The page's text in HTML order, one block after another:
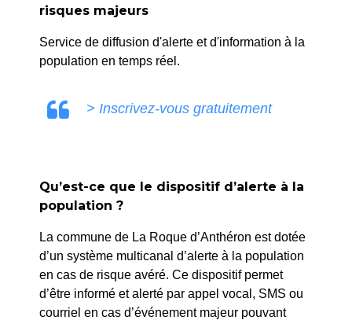
SANDRINE RUIZ
PRÉCÉDENT
stationnement – 31 Av G. Clémenceau
PM – 142/2025 Restriction stationnement et
risques majeurs
Service de diffusion d'alerte et d'information à la
population en temps réel.
> Inscrivez-vous gratuitement
Qu’est-ce que le dispositif d’alerte à la
population ?
La commune de La Roque d’Anthéron est dotée
d’un système multicanal d’alerte à la population
en cas de risque avéré. Ce dispositif permet
d’être informé et alerté par appel vocal, SMS ou
courriel en cas d’événement majeur pouvant